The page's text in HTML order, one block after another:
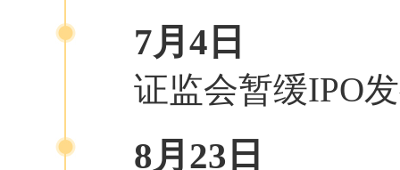
7月4日
证监会暂缓IPO
8月23日